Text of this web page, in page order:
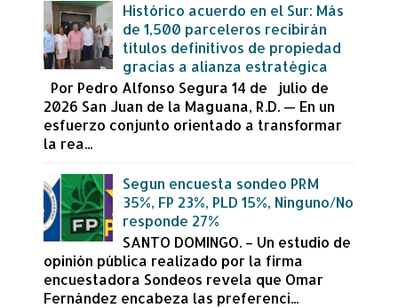
Histórico acuerdo en el Sur: Más
de 1,500 parceleros recibirán
títulos definitivos de propiedad
gracias a alianza estratégica
Por Pedro Alfonso Segura 14 de julio de
2026 San Juan de la Maguana, R.D. — En un
esfuerzo conjunto orientado a transformar
la rea...
Segun encuesta sondeo PRM
35%, FP 23%, PLD 15%, Ninguno/No
responde 27%
SANTO DOMINGO. – Un estudio de
opinión pública realizado por la firma
encuestadora Sondeos revela que Omar
Fernández encabeza las preferenci...